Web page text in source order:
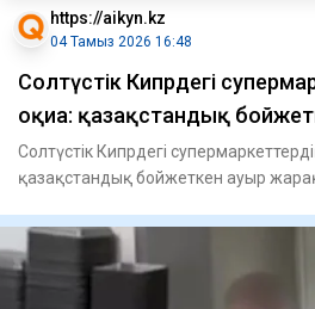
https://aikyn.kz
04 Тамыз 2026 16:48
Солтүстік Кипрдегі
оқиға: қазақстандық
Солтүстік Кипрдегі
қазақстандық бойжеткен ауыр